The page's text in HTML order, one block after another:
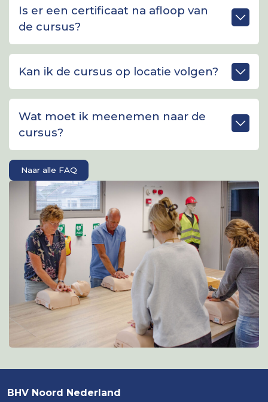
Is er een certificaat na afloop van
de cursus?
Kan ik de cursus op locatie volgen?
Wat moet ik meenemen naar de
cursus?
Naar alle FAQ
BHV Noord Nederland